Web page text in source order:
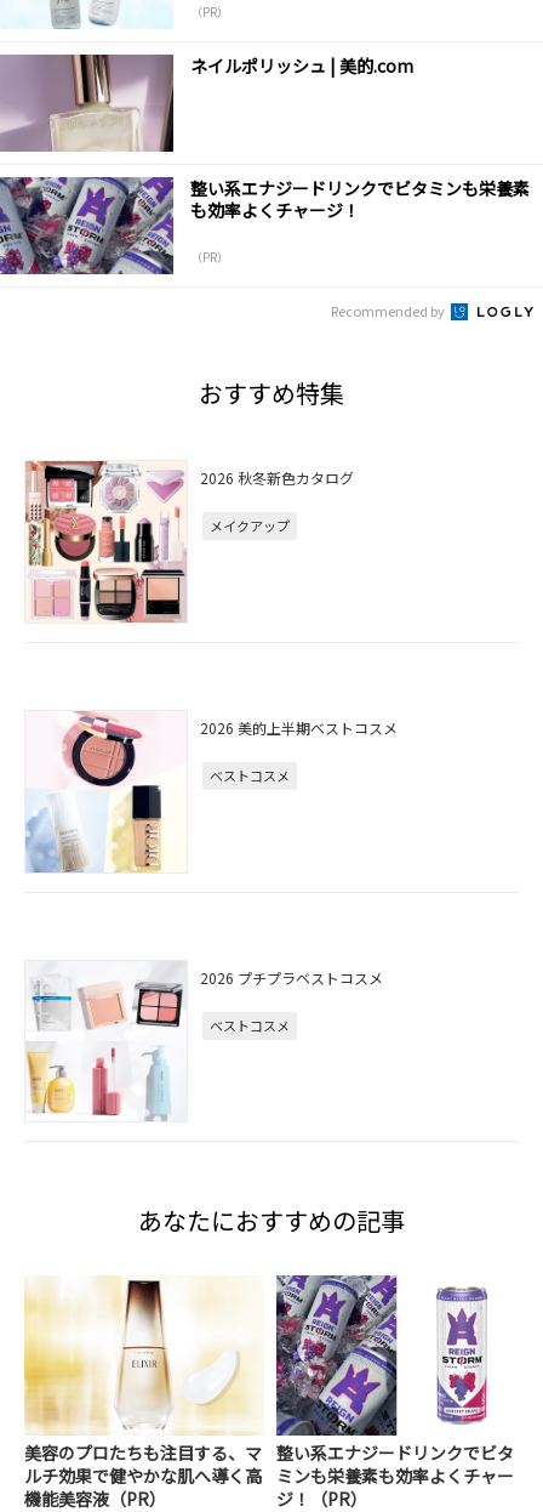
（PR）
ネイルポリッシュ | 美的.com
整い系エナジードリンクでビタミンも栄養素
も効率よくチャージ！
（PR）
Recommended by
おすすめ特集
2026 秋冬新色カタログ
メイクアップ
2026 美的上半期ベストコスメ
ベストコスメ
2026 プチプラベストコスメ
ベストコスメ
あなたにおすすめの記事
美容のプロたちも注目する、マ
ルチ効果で健やかな肌へ導く高
機能美容液（PR）
整い系エナジードリンクでビタ
ミンも栄養素も効率よくチャー
ジ！（PR）